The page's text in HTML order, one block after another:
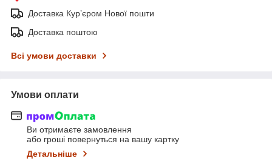
Доставка Курʼєром Нової пошти
Доставка поштою
Всі умови доставки
Умови оплати
Ви отримаєте замовлення
або гроші повернуться на вашу картку
Детальніше